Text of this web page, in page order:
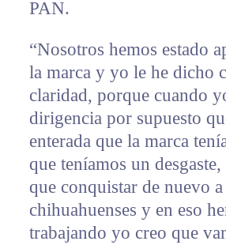
PAN.
“Nosotros hemos estado
la marca y yo le he dicho
claridad, porque cuando
dirigencia por supuesto
enterada que la marca
que teníamos un
que conquistar de nuevo
chihuahuenses y en eso
trabajando yo creo que